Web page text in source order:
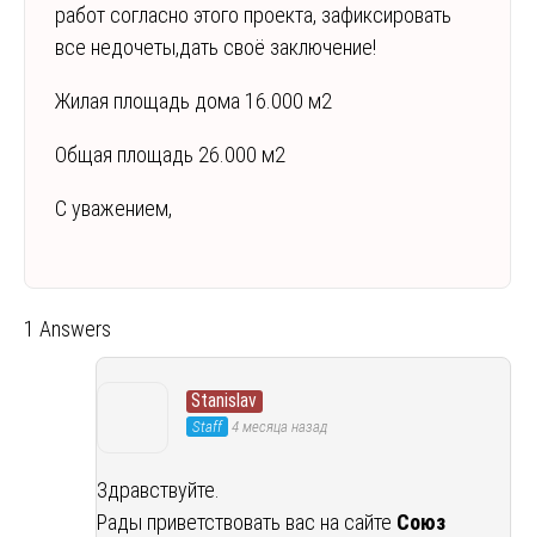
работ согласно этого проекта, зафиксировать
все недочеты,дать своё заключение!
Жилая площадь дома 16.000 м2
Общая площадь 26.000 м2
С уважением,
1 Answers
Stanislav
Staff 4 месяца назад
Здравствуйте.
Рады приветствовать вас на сайте Союз